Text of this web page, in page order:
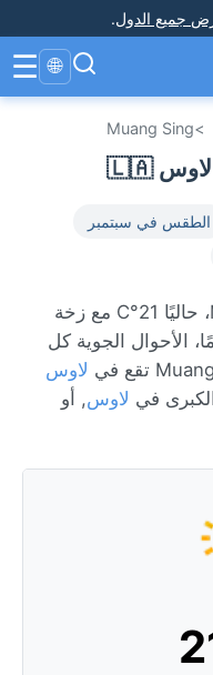
جميع الدول.
🌐
☰
>
Muang Sing
الطقس في سبتمبر
الطقس المباشر في Muang Sing، حاليًا 21°C مع زخة
خفيفة. عرض توقعات 7 يومًا، الأحوال الجوية كل
لاوس
في لاوس, أو